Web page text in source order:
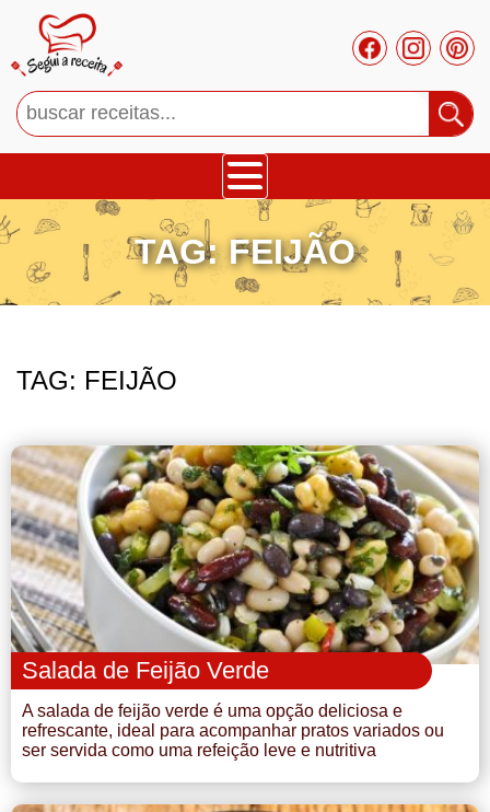
Bolos
Tortas
Salgado
Doce
Pão
Salada
Almoço
Cocada
TAG:FEIJÃO
TAG: FEIJÃO
Salada de Feijão Verde
A salada de feijão verde é uma opção deliciosa e
refrescante, ideal para acompanhar pratos variados ou
ser servida como uma refeição leve e nutritiva